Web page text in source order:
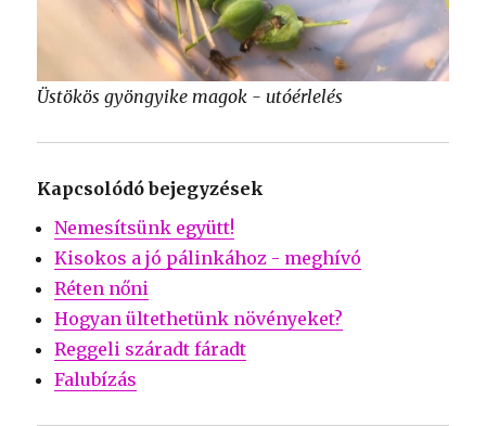
Üstökös gyöngyike magok - utóérlelés
Kapcsolódó bejegyzések
Nemesítsünk együtt!
Kisokos a jó pálinkához - meghívó
Réten nőni
Hogyan ültethetünk növényeket?
Reggeli száradt fáradt
Falubízás